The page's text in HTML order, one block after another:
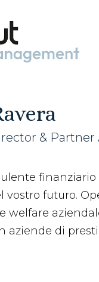
&
vostro futuro.
welfare
aziende di